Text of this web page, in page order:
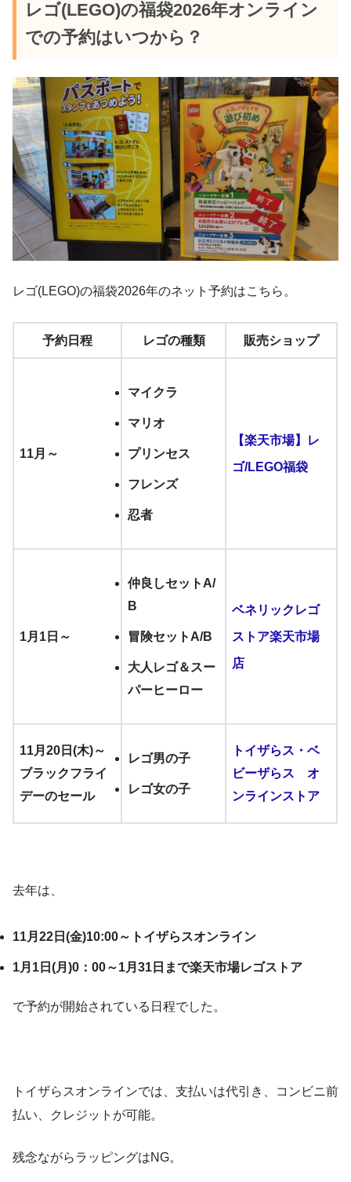
レゴ(LEGO)の福袋2026年オンライン
での予約はいつから？
レゴ(LEGO)の福袋2026年のネット予約はこちら。
予約日程 レゴの種類 販売ショップ
11月～
マイクラ
マリオ
プリンセス
フレンズ
忍者
【楽天市場】レ
ゴ/LEGO福袋
1月1日～
仲良しセットA/
B
冒険セットA/B
大人レゴ＆スー
パーヒーロー
ベネリックレゴ
ストア楽天市場
店
11月20日(木)～
ブラックフライ
デーのセール
レゴ男の子
レゴ女の子
トイザらス・ベ
ビーザらス オ
ンラインストア
去年は、
11月22日(金)10:00～トイザらスオンライン
1月1日(月)0：00～1月31日まで楽天市場レゴストア
で予約が開始されている日程でした。
トイザらスオンラインでは、支払いは代引き、コンビニ前
払い、クレジットが可能。
残念ながらラッピングはNG。